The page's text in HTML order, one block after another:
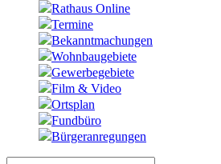
Rathaus Online
Termine
Bekanntmachungen
Wohnbaugebiete
Gewerbegebiete
Film & Video
Ortsplan
Fundbüro
Bürgeranregungen